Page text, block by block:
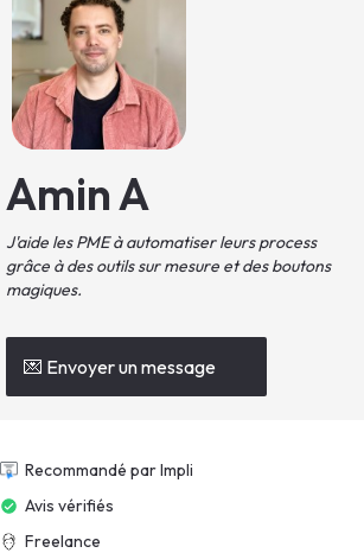
Amin A
J'aide les PME à automatiser leurs process
grâce à des outils sur mesure et des boutons
magiques.
💌 Envoyer un message
Recommandé par Impli
Avis vérifiés
Freelance